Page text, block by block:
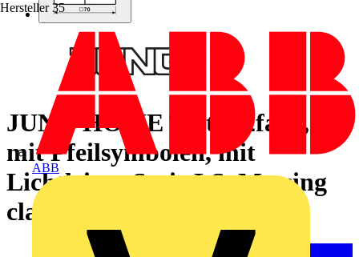
Hersteller 35
ABB
JUNG HOME Taster 2fach,
mit Pfeilsymbolen, mit
Lichtleiter, Serie LS, Messing
classic